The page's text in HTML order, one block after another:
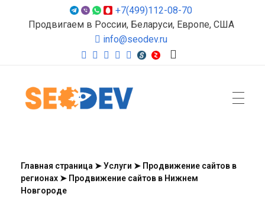
+7(499)112-08-70
Продвигаем в России, Беларуси, Европе, США
info@seodev.ru
Главная страница ➤Услуги ➤ Продвижение сайтов в
регионах ➤ Продвижение сайтов в Нижнем
Новгороде